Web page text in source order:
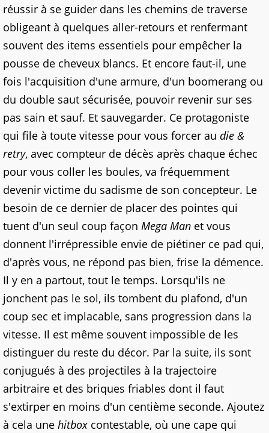
réussir à se guider dans les chemins de traverse
obligeant à quelques aller-retours et renfermant
souvent des items essentiels pour empêcher la
pousse de cheveux blancs. Et encore faut-il, une
fois l'acquisition d'une armure, d'un boomerang ou
du double saut sécurisée, pouvoir revenir sur ses
pas sain et sauf. Et sauvegarder. Ce protagoniste
qui file à toute vitesse pour vous forcer au die &
retry, avec compteur de décès après chaque échec
pour vous coller les boules, va fréquemment
devenir victime du sadisme de son concepteur. Le
besoin de ce dernier de placer des pointes qui
tuent d'un seul coup façon Mega Man et vous
donnent l'irrépressible envie de piétiner ce pad qui,
d'après vous, ne répond pas bien, frise la démence.
Il y en a partout, tout le temps. Lorsqu'ils ne
jonchent pas le sol, ils tombent du plafond, d'un
coup sec et implacable, sans progression dans la
vitesse. Il est même souvent impossible de les
distinguer du reste du décor. Par la suite, ils sont
conjugués à des projectiles à la trajectoire
arbitraire et des briques friables dont il faut
s'extirper en moins d'un centième seconde. Ajoutez
à cela une hitbox contestable, où une cape qui